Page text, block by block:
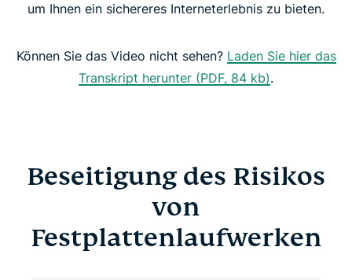
TrustedServer: Ein neues Maß an Sicherheit
um Ihnen ein sichereres Interneterlebnis zu bieten.
Können Sie das Video nicht sehen? Laden Sie hier das
Transkript herunter (PDF, 84 kb).
Beseitigung des Risikos
von
Festplattenlaufwerken